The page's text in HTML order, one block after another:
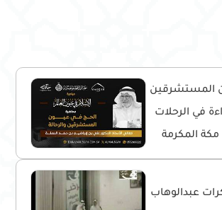
المستشرقين
في الرحلات
مكة المكرمة
عبدالوهاب